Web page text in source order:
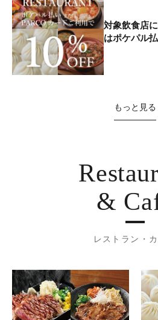
対象飲食店
はポケパル
もっと見る
&
レストラン・